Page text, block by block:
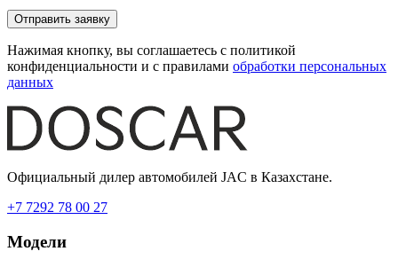
Отправить заявку
Нажимая кнопку, вы соглашаетесь с политикой
конфиденциальности и с правилами обработки персональных
данных
Официальный дилер автомобилей JAC в Казахстане.
+7 7292 78 00 27
Модели